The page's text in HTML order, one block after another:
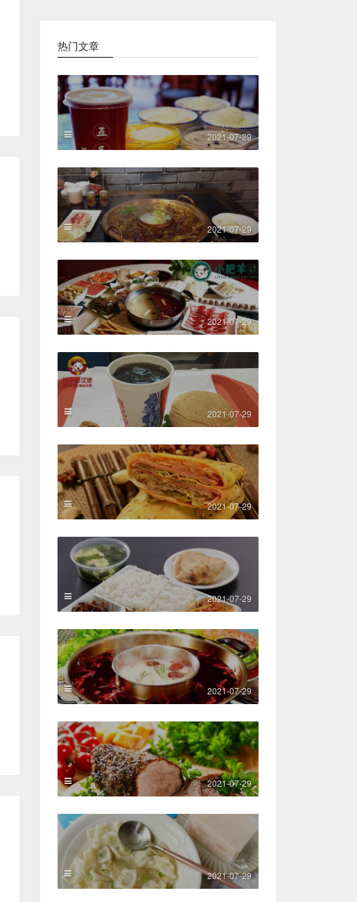
热门文章
2021-07-29
2021-07-29
2021-07-29
2021-07-29
2021-07-29
2021-07-29
2021-07-29
2021-07-29
2021-07-29